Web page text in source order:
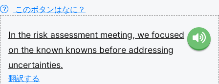
このボタンはなに？
In the risk assessment meeting, we focused
on the known knowns before addressing
uncertainties.
翻訳する